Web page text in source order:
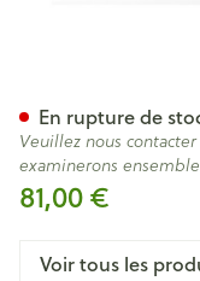
81,00 €
En rupture de
Veuillez nous
examinerons
Voir tous les